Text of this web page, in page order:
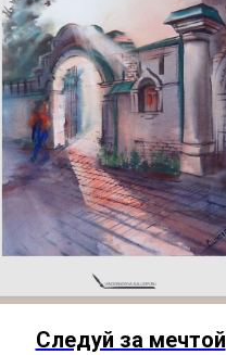
Следуй за мечтой